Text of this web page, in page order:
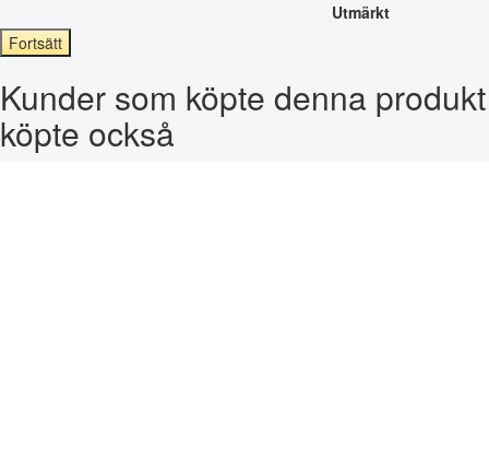
Utmärkt
Fortsätt
Kunder som köpte denna produkt
köpte också